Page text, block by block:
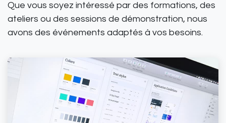
Que vous soyez intéressé par des formations, des
ateliers ou des sessions de démonstration, nous
avons des événements adaptés à vos besoins.